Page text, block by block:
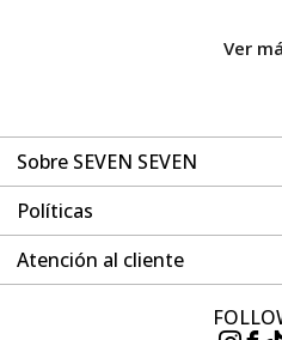
Ver
Sobre SEVEN SEVEN
Políticas
Atención al cliente